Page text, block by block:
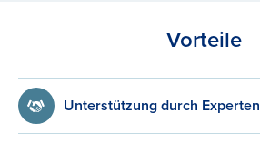
Vorteile
Unterstützung durch Experten